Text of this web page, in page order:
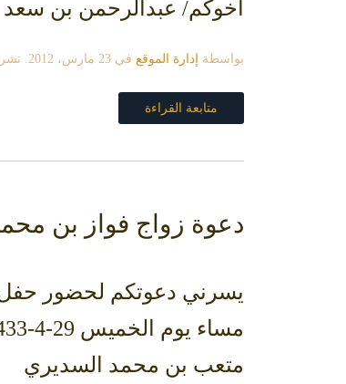
اخوكم/ عبدالرحمن بن
بواسطة إدارة الموقع في 23 مارس، 2012 .
متابعة القراءة
دعوة زواج فواز بن
متعب بن محمد السديري